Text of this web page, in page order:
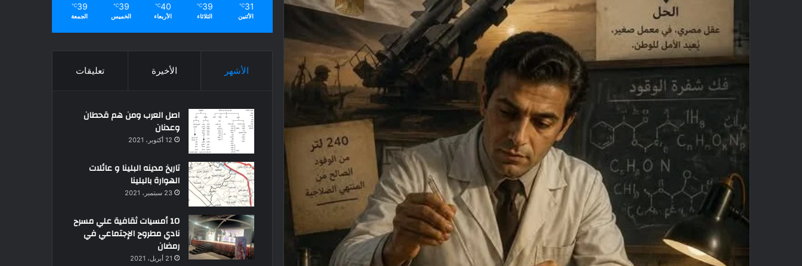
31
℃
الأثنين
39
℃
الثلاثاء
40
℃
الأربعاء
39
℃
الخميس
39
℃
الجمعة
الأشهر الأخيرة تعليقات
اصل العرب ومن هم قحطان
وعدنان
12 أكتوبر، 2021
تاريخ مدينه البلينا و عائلات
الهوارة بالبلينا
23 سبتمبر، 2021
10 أمسيات ثقافية علي مسرح
نادي مطروح الإجتماعي في
رمضان
21 أبريل، 2021